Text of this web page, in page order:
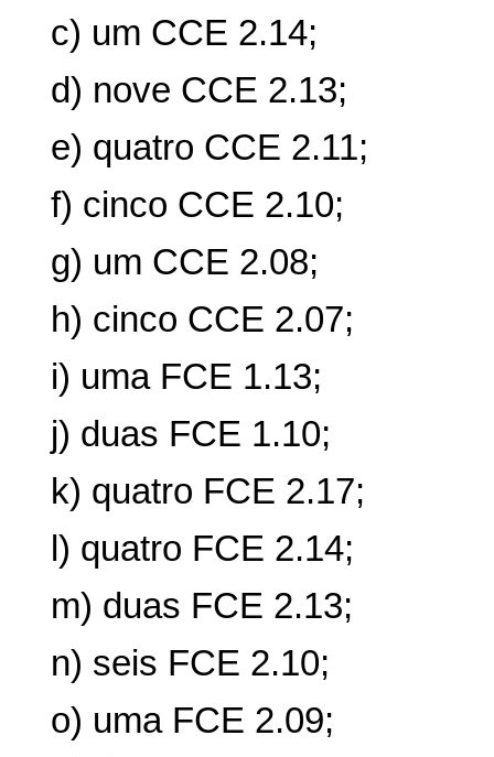
c) um CCE 2.14;
d) nove CCE 2.13;
e) quatro CCE 2.11;
f) cinco CCE 2.10;
g) um CCE 2.08;
h) cinco CCE 2.07;
i) uma FCE 1.13;
j) duas FCE 1.10;
k) quatro FCE 2.17;
l) quatro FCE 2.14;
m) duas FCE 2.13;
n) seis FCE 2.10;
o) uma FCE 2.09;